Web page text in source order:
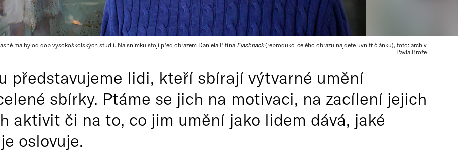
malby od dob vysokoškolských studií. Na snímku stojí před obrazem Daniela Pitína Flashback(reprodukci celého obrazu najdete uvnitř článku), foto: archiv
Pavla Brože
představujeme lidi, kteří sbírají výtvarné umění
sbírky. Ptáme se jich na motivaci, na zacílení jejich
aktivit či na to, co jim umění jako lidem dává, jaké
oslovuje.